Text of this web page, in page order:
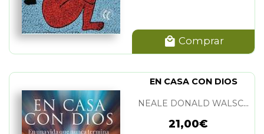
Comprar
EN CASA CON DIOS
NEALE DONALD WALSCH
21,00€